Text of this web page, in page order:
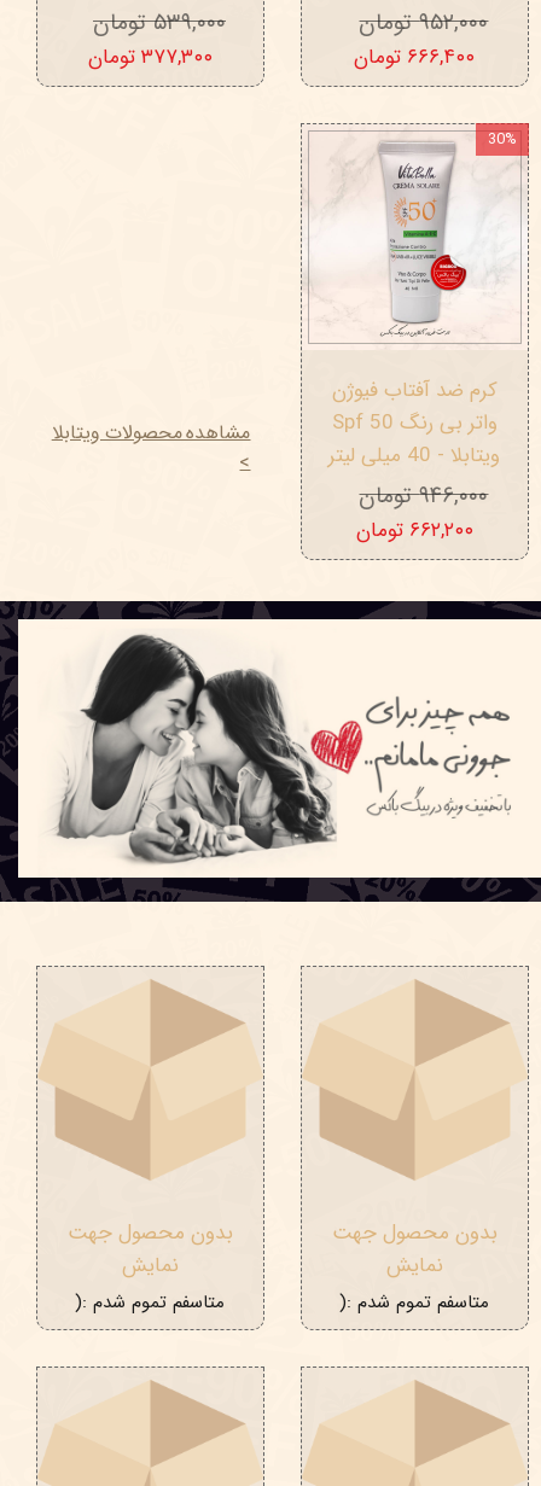
۹۵۲,۰۰۰ تومان
۶۶۶,۴۰۰ تومان
۵۳۹,۰۰۰ تومان
۳۷۷,۳۰۰ تومان
کرم ضد آفتاب فیوژن
واتر بی رنگ Spf 50
ویتابلا - 40 میلی لیتر
۹۴۶,۰۰۰ تومان
۶۶۲,۲۰۰ تومان
30%
مشاهده محصولات ویتابلا
>
بدون محصول جهت
نمایش
متاسفم تموم شدم :(
بدون محصول جهت
نمایش
متاسفم تموم شدم :(